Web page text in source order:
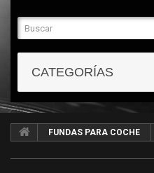
CATEGORÍAS
FUNDAS PARA COCHE